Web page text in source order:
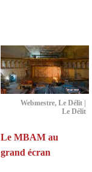
Webmestre, Le Délit |
Le Délit
Le MBAM au
grand écran